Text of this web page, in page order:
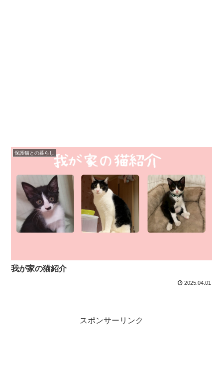
保護猫との暮らし
我が家の猫紹介
2025.04.01
スポンサーリンク